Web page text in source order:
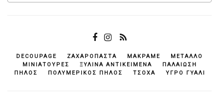
DECOUPAGE ΖΑΧΑΡΌΠΑΣΤΑ ΜΑΚΡΑΜΈ
ΜΈΤΑΛΛΟ
ΜΙΝΙΑΤΟΎΡΕΣ
ΞΎΛΙΝΑ ΑΝΤΙΚΕΊΜΕΝΆ
ΠΑΛΑΊΩΣΗ
ΠΗΛΌΣ
ΠΟΛΥΜΕΡΙΚΌΣ ΠΗΛΌΣ ΤΣΌΧΑ ΥΓΡΌ ΓΥΑΛΊ